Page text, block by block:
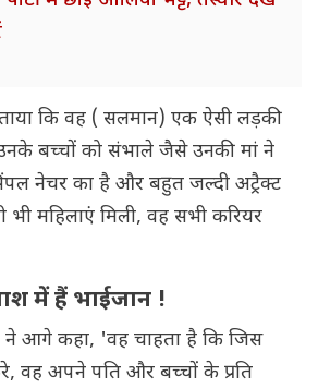
कि वह ( सलमान) एक ऐसी लड़की
बच्चों को संभाले जैसे उनकी मां ने
नेचर का है और बहुत जल्दी अट्रैक्ट
भी महिलाएं मिली, वह सभी करियर
में हैं भाईजान !
ने आगे कहा, 'वह चाहता है कि जिस
वह अपने पति और बच्चों के प्रति